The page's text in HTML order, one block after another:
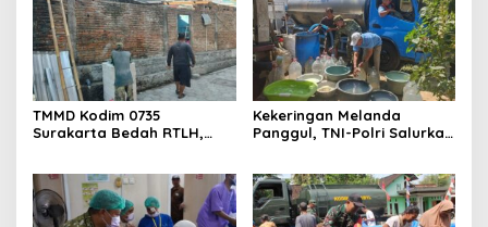
TMMD Kodim 0735
Surakarta Bedah RTLH,
Kekeringan Melanda
Panggul, TNI-Polri Salurkan